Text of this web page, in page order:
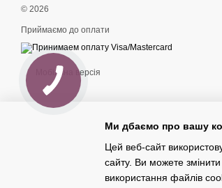
© 2026
Приймаємо до оплати
Мобільна версія
Ми дбаємо про вашу
Цей веб-сайт
сайту. Ви можете
використання файлів